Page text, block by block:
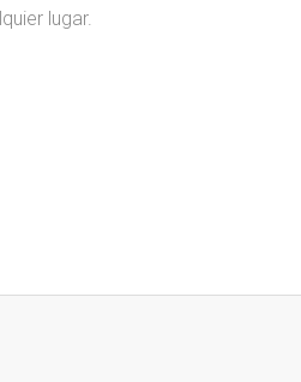
lugar.